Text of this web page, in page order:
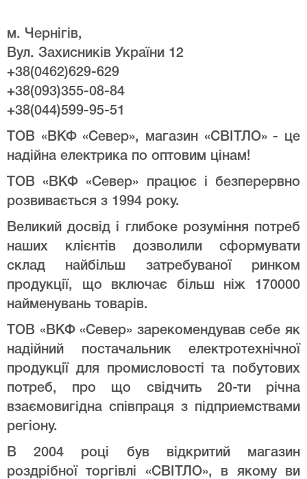
м. Чернігів,
Вул. Захисників України 12
+38(0462)629-629
+38(093)355-08-84
+38(044)599-95-51
ТОВ «ВКФ «Север», магазин «СВІТЛО» - це
надійна електрика по оптовим цінам!
ТОВ «ВКФ «Север» працює і безперервно
розвивається з 1994 року.
Великий досвід і глибоке розуміння потреб
наших клієнтів дозволили сформувати
склад найбільш затребуваної ринком
продукції, що включає більш ніж 170000
найменувань товарів.
ТОВ «ВКФ «Север» зарекомендував себе як
надійний постачальник електротехнічної
продукції для промисловості та побутових
потреб, про що свідчить 20-ти річна
взаємовигідна співпраця з підприемствами
регіону.
В 2004 році був відкритий магазин
роздрібної торгівлі «СВІТЛО», в якому ви